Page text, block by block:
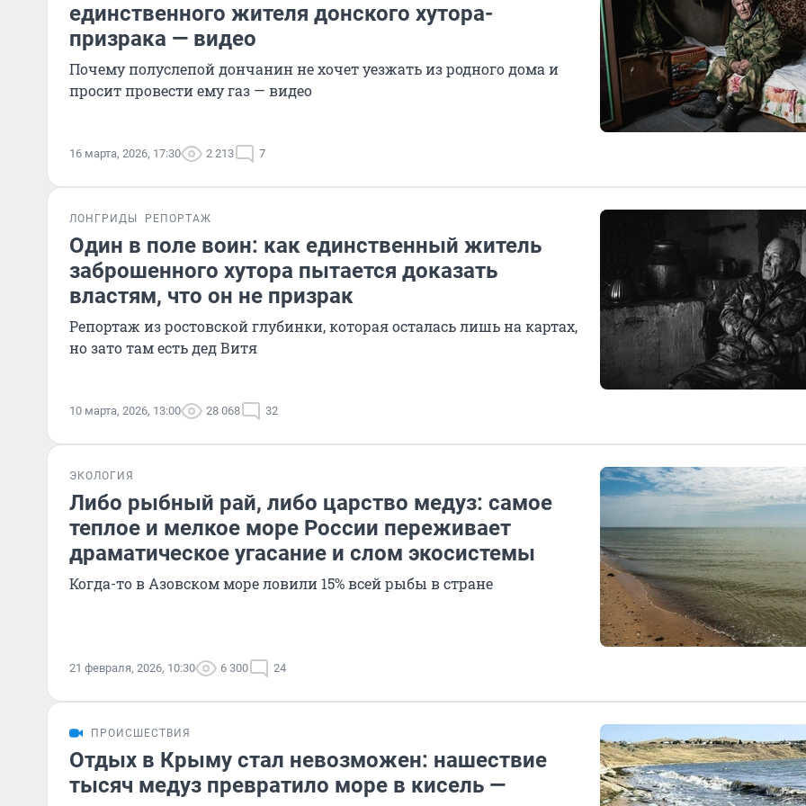
единственного жителя донского хутора-
призрака — видео
Почему полуслепой дончанин не хочет уезжать из родного дома и
просит провести ему газ — видео
16 марта, 2026, 17:30 2 213 7
ЛОНГРИДЫ РЕПОРТАЖ
Один в поле воин: как единственный житель
заброшенного хутора пытается доказать
властям, что он не призрак
Репортаж из ростовской глубинки, которая осталась лишь на картах,
но зато там есть дед Витя
10 марта, 2026, 13:00 28 068 32
ЭКОЛОГИЯ
Либо рыбный рай, либо царство медуз: самое
теплое и мелкое море России переживает
драматическое угасание и слом экосистемы
Когда-то в Азовском море ловили 15% всей рыбы в стране
21 февраля, 2026, 10:30 6 300 24
ПРОИСШЕСТВИЯ
Отдых в Крыму стал невозможен: нашествие
тысяч медуз превратило море в кисель —